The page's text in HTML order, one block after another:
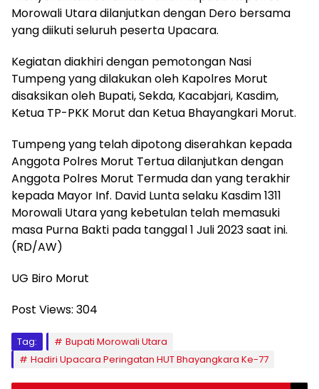
Morowali Utara dilanjutkan dengan Dero bersama
yang diikuti seluruh peserta Upacara.
Kegiatan diakhiri dengan pemotongan Nasi
Tumpeng yang dilakukan oleh Kapolres Morut
disaksikan oleh Bupati, Sekda, Kacabjari, Kasdim,
Ketua TP-PKK Morut dan Ketua Bhayangkari Morut.
Tumpeng yang telah dipotong diserahkan kepada
Anggota Polres Morut Tertua dilanjutkan dengan
Anggota Polres Morut Termuda dan yang terakhir
kepada Mayor Inf. David Lunta selaku Kasdim 1311
Morowali Utara yang kebetulan telah memasuki
masa Purna Bakti pada tanggal 1 Juli 2023 saat ini.
(RD/AW)
UG Biro Morut
Post Views: 304
Tag:
Bupati Morowali Utara
Hadiri Upacara Peringatan HUT Bhayangkara Ke-77